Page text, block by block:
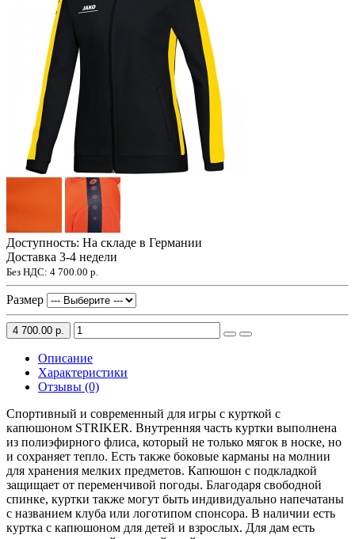
Доступность: На складе в Германии
Доставка 3-4 недели
Без НДС: 4 700.00 р.
Размер
4 700.00 р.
Описание
Характеристики
Отзывы (0)
Спортивный и современный для игры с курткой с
капюшоном STRIKER. Внутренняя часть куртки выполнена
из полиэфирного флиса, который не только мягок в носке, но
и сохраняет тепло. Есть также боковые карманы на молнии
для хранения мелких предметов. Капюшон с подкладкой
защищает от переменчивой погоды. Благодаря свободной
спинке, куртки также могут быть индивидуально напечатаны
с названием клуба или логотипом спонсора. В наличии есть
куртка с капюшоном для детей и взрослых. Для дам есть